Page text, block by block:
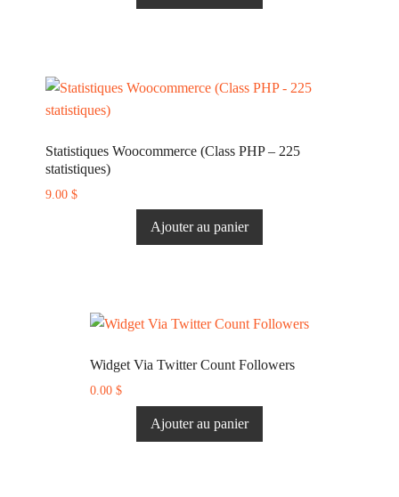
Statistiques Woocommerce (Class PHP – 225
statistiques)
9.00 $
Ajouter au panier
Widget Via Twitter Count Followers
0.00 $
Ajouter au panier